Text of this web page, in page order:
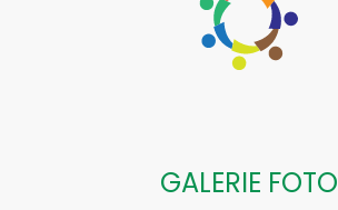
GALERIE FOTO